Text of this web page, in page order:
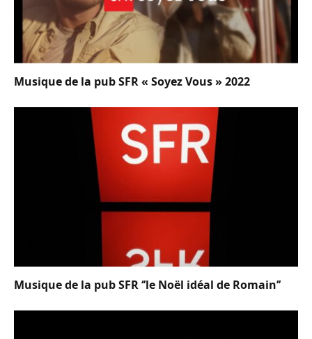
Musique de la pub SFR « Soyez Vous » 2022
Musique de la pub SFR ‘’le Noël idéal de Romain’’